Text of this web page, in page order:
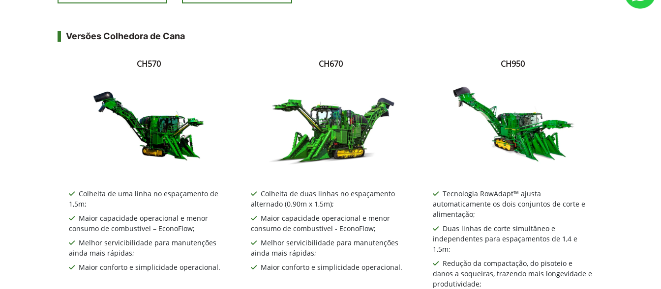
Versões Colhedora de Cana
CH570
Colheita de uma linha no espaçamento de
1,5m;
Maior capacidade operacional e menor
consumo de combustível – EconoFlow;
Melhor servicibilidade para manutenções
ainda mais rápidas;
Maior conforto e simplicidade operacional.
CH670
Colheita de duas linhas no espaçamento
alternado (0.90m x 1,5m);
Maior capacidade operacional e menor
consumo de combustível - EconoFlow;
Melhor servicibilidade para manutenções
ainda mais rápidas;
Maior conforto e simplicidade operacional.
CH950
Tecnologia RowAdapt™ ajusta
automaticamente os dois conjuntos de corte e
alimentação;
Duas linhas de corte simultâneo e
independentes para espaçamentos de 1,4 e
1,5m;
Redução da compactação, do pisoteio e
danos a soqueiras, trazendo mais longevidade e
produtividade;